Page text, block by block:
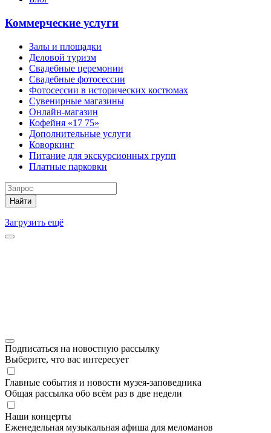
Коммерческие услуги
Залы и площадки
Деловой туризм
Свадебные церемонии
Свадебные фотосессии
Фотосессии в исторических костюмах
Сувенирные магазины
Онлайн-магазин
Кофейня «17 75»
Дополнительные услуги
Коворкинг
Питание для экскурсионных групп
Платные парковки
Найти
Загрузить ещё
Подписаться на новостную рассылку
Выберите, что вас интересует
Главные события и новости музея-заповедника
Общая рассылка обо всём раз в две недели
Наши концерты
Еженедельная музыкальная афиша для меломанов